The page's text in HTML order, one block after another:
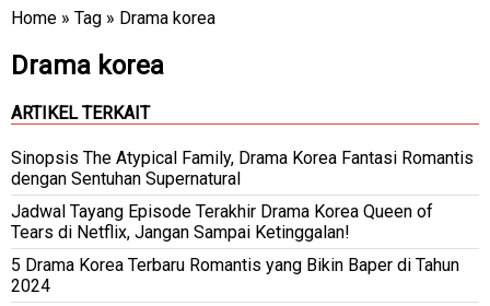
Home » Tag » Drama korea
Drama korea
ARTIKEL TERKAIT
Sinopsis The Atypical Family, Drama Korea Fantasi Romantis
dengan Sentuhan Supernatural
Jadwal Tayang Episode Terakhir Drama Korea Queen of
Tears di Netflix, Jangan Sampai Ketinggalan!
5 Drama Korea Terbaru Romantis yang Bikin Baper di Tahun
2024